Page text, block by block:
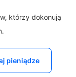
którzy dokonują
pieniądze